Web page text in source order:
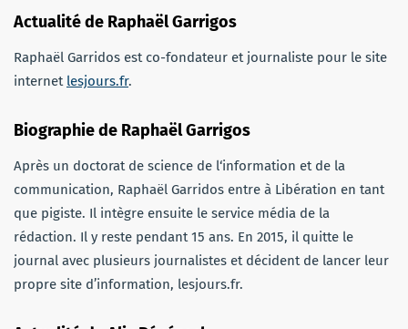
Actualité de Raphaël Garrigos
Raphaël Garridos est co-fondateur et journaliste pour le site
internet lesjours.fr.
Biographie de Raphaël Garrigos
Après un doctorat de science de l‘information et de la
communication, Raphaël Garridos entre à Libération en tant
que pigiste. Il intègre ensuite le service média de la
rédaction. Il y reste pendant 15 ans. En 2015, il quitte le
journal avec plusieurs journalistes et décident de lancer leur
propre site d’information, lesjours.fr.